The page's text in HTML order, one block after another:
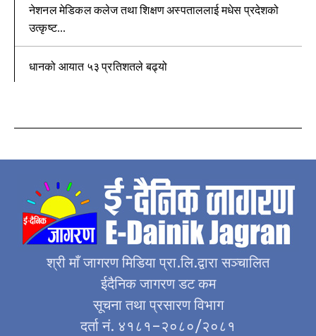
नेशनल मेडिकल कलेज तथा शिक्षण अस्पताललाई मधेस प्रदेशको
उत्कृष्ट...
धानको आयात ५३ प्रतिशतले बढ्यो
श्री माँ जागरण मिडिया प्रा.लि.द्वारा सञ्चालित
ईदैनिक जागरण डट कम
सूचना तथा प्रसारण विभाग
दर्ता नं. ४१८१–२०८०/२०८१